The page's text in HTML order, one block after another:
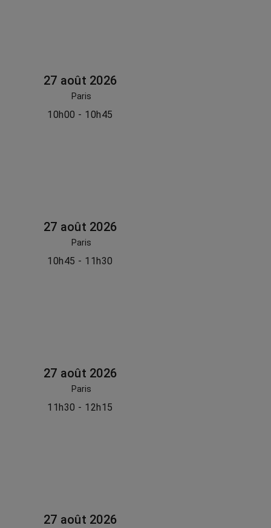
27 août 2026
Paris
10h00 - 10h45
27 août 2026
Paris
10h45 - 11h30
27 août 2026
Paris
11h30 - 12h15
27 août 2026